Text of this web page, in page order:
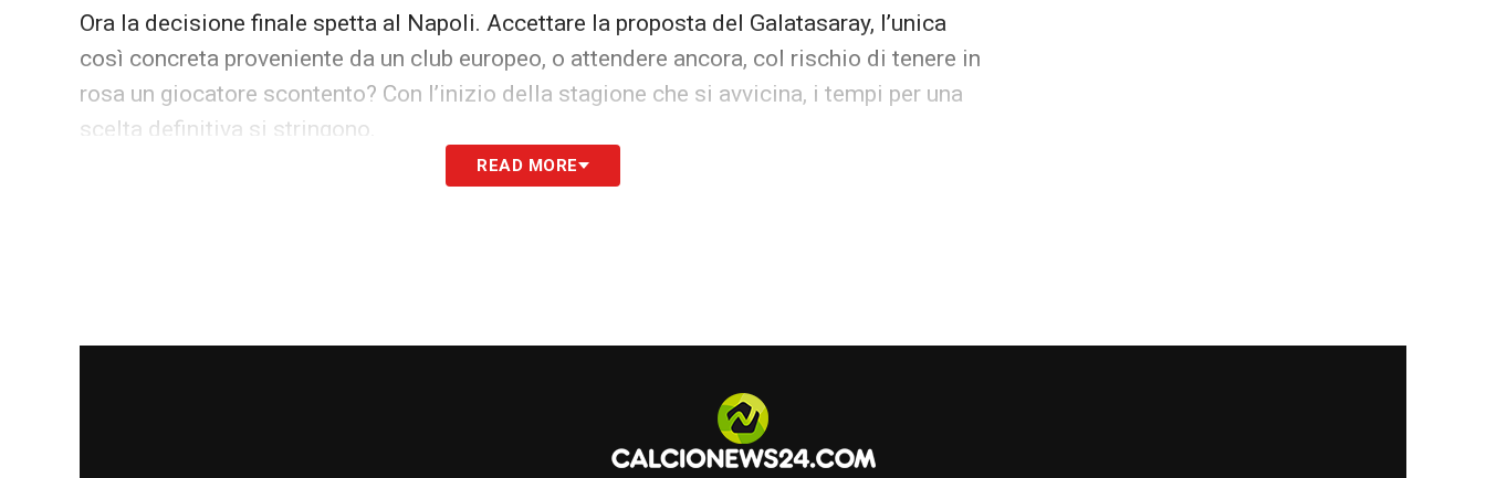
Ora la decisione finale spetta al Napoli. Accettare la proposta del Galatasaray, l’unica
così concreta proveniente da un club europeo, o attendere ancora, col rischio di tenere in
rosa un giocatore scontento? Con l’inizio della stagione che si avvicina, i tempi per una
scelta definitiva si stringono.
READ MORE